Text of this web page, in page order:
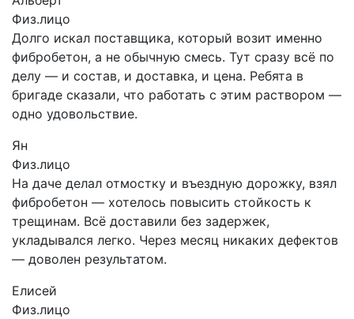
Физ.лицо
Долго искал поставщика, который возит именно
фибробетон, а не обычную смесь. Тут сразу всё по
делу — и состав, и доставка, и цена. Ребята в
бригаде сказали, что работать с этим раствором —
одно удовольствие.
Ян
Физ.лицо
На даче делал отмостку и въездную дорожку, взял
фибробетон — хотелось повысить стойкость к
трещинам. Всё доставили без задержек,
укладывался легко. Через месяц никаких дефектов
— доволен результатом.
Елисей
Физ.лицо